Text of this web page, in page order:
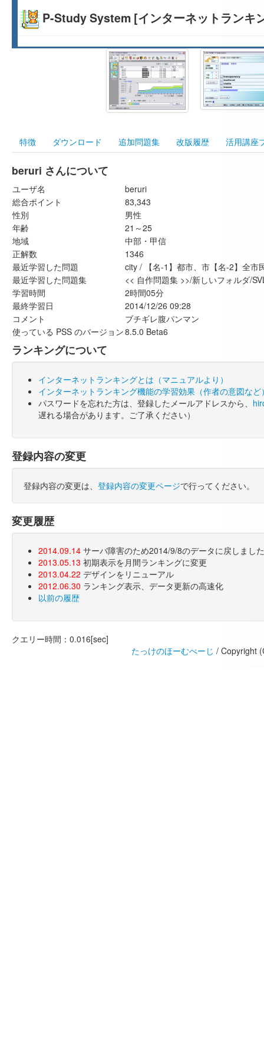
P-Study System [インターネットランキ
特徴 ダウンロード 追加問題集 改版履歴 活用講座
beruri さんについて
ユーザ名
beruri
総合ポイント
83,343
性別
男性
年齢
21～25
地域
中部・甲信
正解数
1346
最近学習した問題
city / 【名-1】都市、市【名-2】全市
最近学習した問題集
<< 自作問題集 >>/新しいフォルダ/
学習時間
2時間05分
最終学習日
2014/12/26 09:28
コメント
ブチギレ腹パンマン
使っている PSS のバージョン8.5.0 Beta6
ランキングについて
インターネットランキングとは（マニュアルより）
インターネットランキング機能の学習効果（作者の意図など
パスワードを忘れた方は、登録したメールアドレスから、
遅れる場合があります。ご了承ください）
登録内容の変更
登録内容の変更は、 登録内容の変更ページで行ってください。
変更履歴
2014.09.14 サーバ障害のため2014/9/8のデータに戻しまし
2013.05.13 初期表示を月間ランキングに変更
2013.04.22 デザインをリニューアル
2012.06.30 ランキング表示、データ更新の高速化
以前の履歴
クエリー時間：0.016[sec]
たっけのほーむぺーじ / Copyright